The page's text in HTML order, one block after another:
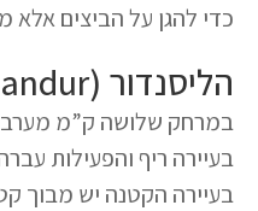
כדי להגן על הביצים
הליסנדור (Hellissandur)
במרחק שלושה ק”מ
בעיירה ריף והפעילות
בעיירה הקטנה יש מבוך